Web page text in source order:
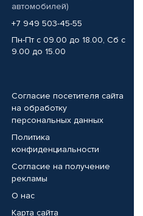
автомобилей)
+7 949 503-45-55
Пн-Пт с 09.00 до 18.00, Сб с
9.00 до 15.00
Согласие посетителя сайта
на обработку
персональных данных
Политика
конфиденциальности
Согласие на получение
рекламы
О нас
Карта сайта